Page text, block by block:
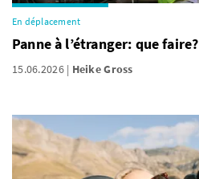
En déplacement
Panne à l’étranger: que faire?
15.06.2026 Heike Gross